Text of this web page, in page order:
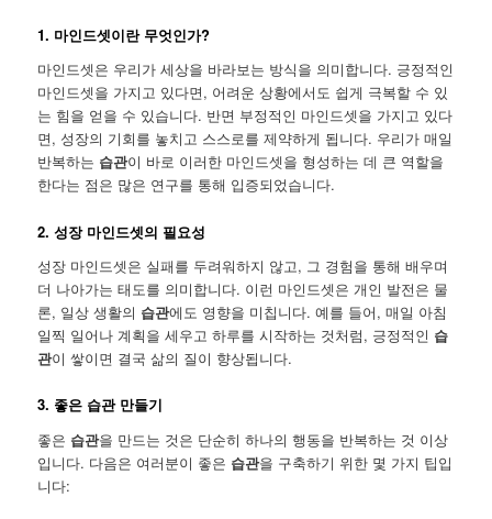
1. 마인드셋이란 무엇인가?
마인드셋은 우리가 세상을 바라보는 방식을 의미합니다. 긍정적인
마인드셋을 가지고 있다면, 어려운 상황에서도 쉽게 극복할 수 있
는 힘을 얻을 수 있습니다. 반면 부정적인 마인드셋을 가지고 있다
면, 성장의 기회를 놓치고 스스로를 제약하게 됩니다. 우리가 매일
반복하는 습관이 바로 이러한 마인드셋을 형성하는 데 큰 역할을
한다는 점은 많은 연구를 통해 입증되었습니다.
2. 성장 마인드셋의 필요성
성장 마인드셋은 실패를 두려워하지 않고, 그 경험을 통해 배우며
더 나아가는 태도를 의미합니다. 이런 마인드셋은 개인 발전은 물
론, 일상 생활의 습관에도 영향을 미칩니다. 예를 들어, 매일 아침
일찍 일어나 계획을 세우고 하루를 시작하는 것처럼, 긍정적인 습
관이 쌓이면 결국 삶의 질이 향상됩니다.
3. 좋은 습관 만들기
좋은 습관을 만드는 것은 단순히 하나의 행동을 반복하는 것 이상
입니다. 다음은 여러분이 좋은 습관을 구축하기 위한 몇 가지 팁입
니다: